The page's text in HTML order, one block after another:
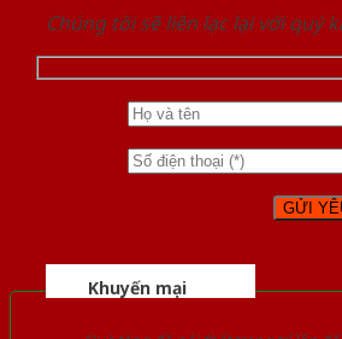
Chúng tôi sẽ liên lạc lại với quý
Khuyến mại